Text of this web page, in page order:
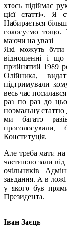
хтось підіймає
цієї статті». Я
Набирається
голосуємо тощо.
маючи на увазі.
Які можуть
відношенні і
прийнятий 1989
Олійника,
підтримували
весь час
раз по раз до
нормальну статтю
ми багато
Конституція.
Але треба мати на
частиною зали від
очільників
завдання. А в ложі
у якого був
Президента.
Іван Заєць